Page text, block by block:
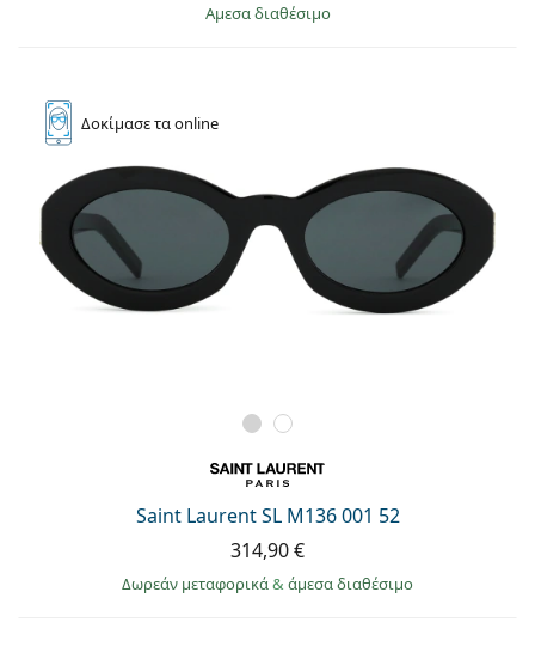
άμεσα διαθέσιμο
Δοκίμασετα online
Saint Laurent SL M136 001 52
314,90 €
Δωρεάν μεταφορικά& άμεσα διαθέσιμο